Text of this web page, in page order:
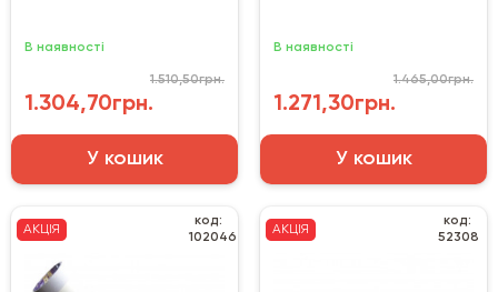
В наявності
1.304,70грн.
1.510,50грн.
У кошик
В наявності
1.271,30грн.
1.465,00грн.
У кошик
АКЦІЯ
код:
102046
АКЦІЯ
код:
52308